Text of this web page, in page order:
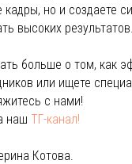
кадры, но и создаете
высоких результатов.
больше о том, как
или ищете
с нами!
наш ТГ-канал!
Котова.